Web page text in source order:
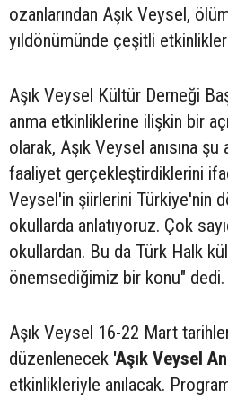
ozanlarından Aşık Veysel,
yıldönümünde çeşitli
Aşık Veysel Kültür Derneği
anma etkinliklerine ilişkin bir
olarak, Aşık Veysel anısına
faaliyet gerçekleştirdiklerini
Veysel'in şiirlerini Türkiye'nin
okullarda anlatıyoruz. Çok
okullardan. Bu da Türk Halk
önemsediğimiz bir konu" dedi.
Aşık Veysel 16-22 Mart
düzenlenecek 'Aşık Veysel
etkinlikleriyle anılacak.